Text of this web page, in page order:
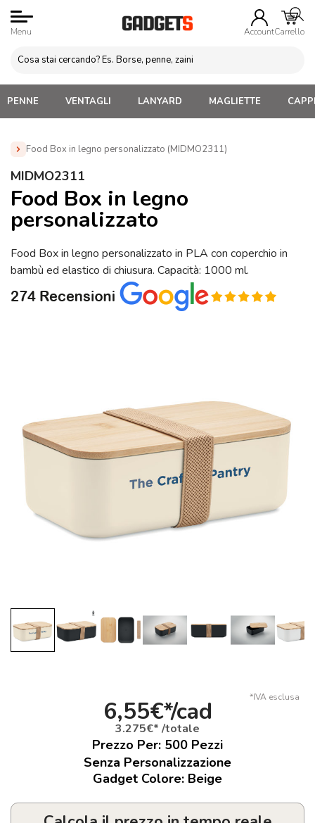
Menu AccountCarrello
PENNE VENTAGLI LANYARD MAGLIETTE
Food Box in legno personalizzato (MIDMO2311)
Home » Gadget Cucina
MIDMO2311
Food Box in legno
personalizzato
Food Box in legno personalizzato in PLA con coperchio in
bambù ed elastico di chiusura. Capacità: 1000 ml.
*IVA esclusa
6,55€*/cad
3.275€* /totale
Prezzo Per: 500 Pezzi
Senza Personalizzazione
Gadget Colore: Beige